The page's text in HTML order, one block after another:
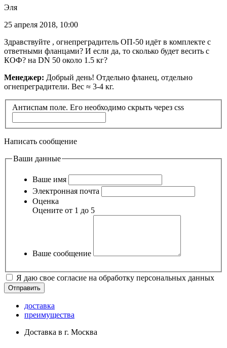
Эля
25 апреля 2018, 10:00
Здравствуйте , огнепреградитель ОП-50 идёт в комплекте с
ответными фланцами? И если да, то сколько будет весить с
КОФ? на DN 50 около 1.5 кг?
Менеджер: Добрый день! Отдельно фланец, отдельно
огнепреградители. Вес ≈ 3-4 кг.
Антиспам поле. Его необходимо скрыть через css
Написать сообщение
Ваши данные
Ваше имя
Электронная почта
Оценка
Оцените от 1 до 5
Ваше сообщение
Я даю свое согласие на обработку персональных данных
доставка
преимущества
Доставка в г. Москва